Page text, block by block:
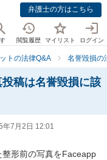
弁護士の方はこちら
閲覧履歴 マイリスト ログイン
トの法律Q&A 名誉毀損の
稿は名誉毀損に該
年7月2日 12:01
形前の写真をFaceapp